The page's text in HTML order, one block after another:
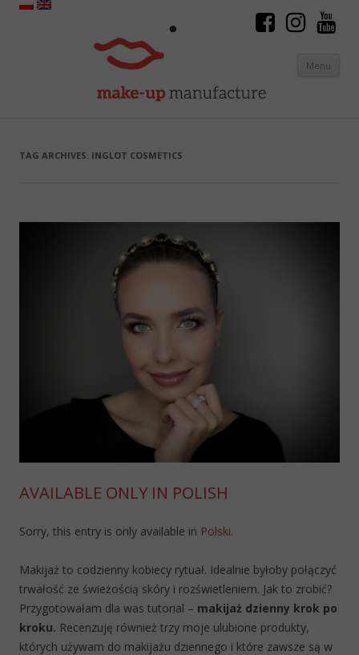
Menu
TAG ARCHIVES: INGLOT COSMETICS
AVAILABLE ONLY IN POLISH
Sorry, this entry is only available in Polski.
Makijaż to codzienny kobiecy rytuał. Idealnie byłoby połączyć
trwałość ze świeżością skóry i rozświetleniem. Jak to zrobić?
Przygotowałam dla was tutorial – makijaż dzienny krok po
kroku. Recenzuję również trzy moje ulubione produkty,
których używam do makijażu dziennego i które zawsze są w